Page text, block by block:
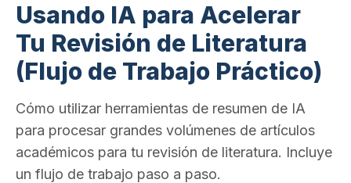
Usando IA para Acelerar
Tu Revisión de Literatura
(Flujo de Trabajo Práctico)
Cómo utilizar herramientas de resumen de IA
para procesar grandes volúmenes de artículos
académicos para tu revisión de literatura. Incluye
un flujo de trabajo paso a paso.